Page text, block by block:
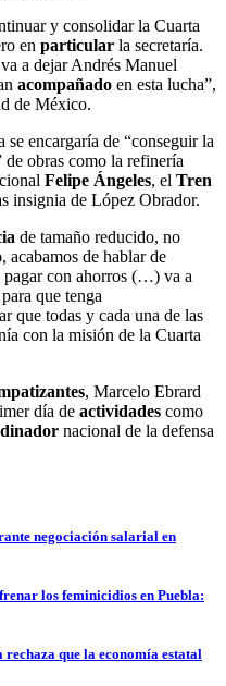
y consolidar la Cuarta
en particular la secretaría.
a dejar Andrés Manuel
acompañado en esta lucha”,
de México.
encargaría de “conseguir la
de obras como la refinería
Felipe Ángeles, el Tren
insignia de López Obrador.
de tamaño reducido, no
, acabamos de hablar de
pagar con ahorros (…) va a
que tenga
que todas y cada una de las
con la misión de la Cuarta
, Marcelo Ebrard
día de actividades como
nacional de la defensa
negociación salarial en
los feminicidios en Puebla:
que la economía estatal